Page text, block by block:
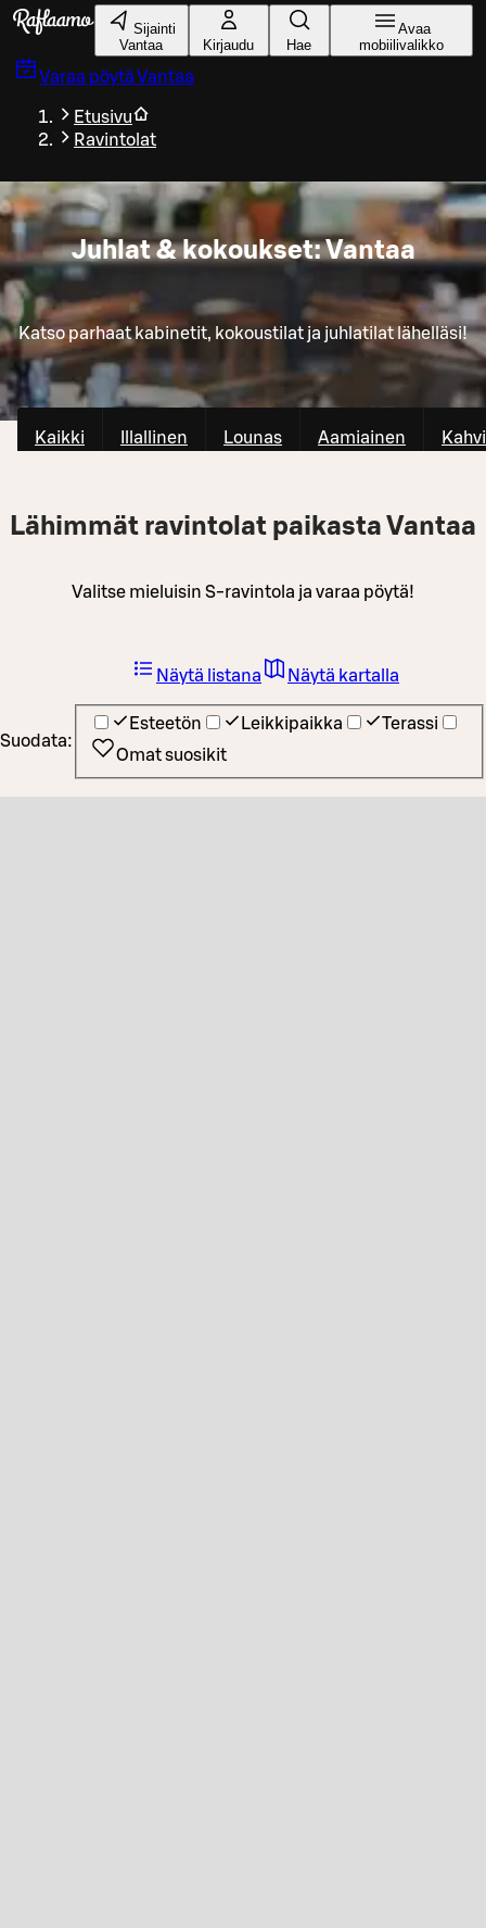
Siirry pääsisältöön
Sijainti
Vantaa
Kirjaudu Hae
Avaa
mobiilivalikko
Varaa pöytäVantaa
Etusivu
Ravintolat
Juhlat & kokoukset: Vantaa
Katso parhaat kabinetit, kokoustilat ja juhlatilat lähelläsi!
Kaikki Illallinen Lounas Aamiainen
Lähimmät ravintolat paikasta Vantaa
Valitse mieluisin S-ravintola ja varaa pöytä!
Suodata:
Esteetön Leikkipaikka
Terassi
Omat suosikit
Näytä listana Näytä kartalla